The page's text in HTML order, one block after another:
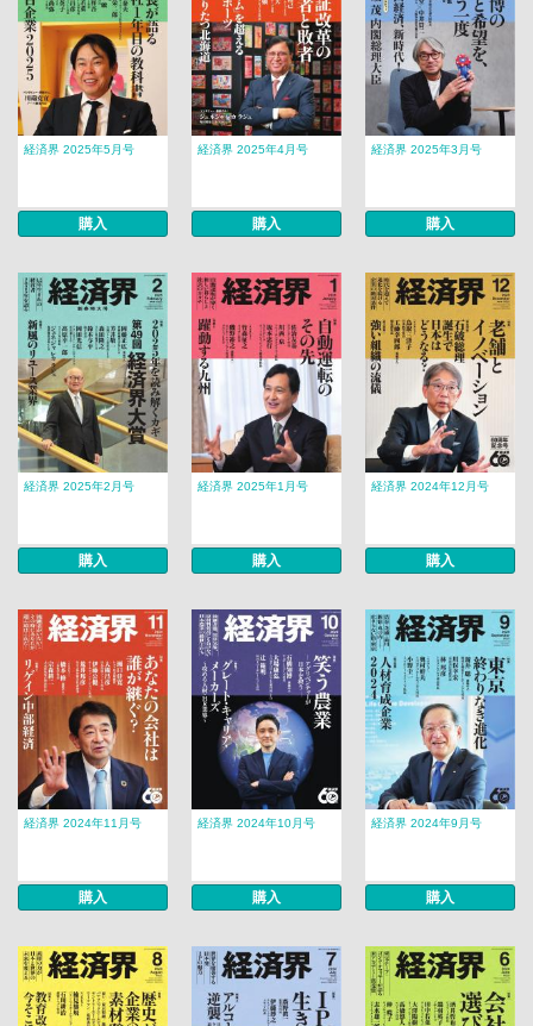
経済界 2025年5月号
購入
経済界 2025年4月号
購入
経済界 2025年3月号
購入
経済界 2025年2月号
購入
経済界 2025年1月号
購入
経済界 2024年12月号
購入
経済界 2024年11月号
購入
経済界 2024年10月号
購入
経済界 2024年9月号
購入